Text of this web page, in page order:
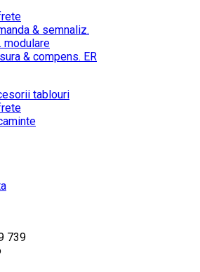
& semnaliz.
modulare
& compens. ER
tablouri
739